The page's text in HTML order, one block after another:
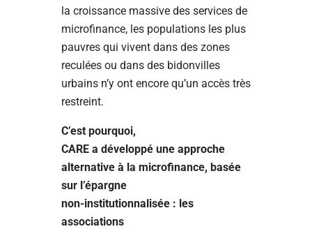
la croissance massive des services de
microfinance, les populations les plus
pauvres qui vivent dans des zones
reculées ou dans des bidonvilles
urbains n’y ont encore qu’un accès très
restreint.
C’est pourquoi,
CARE a développé une approche
alternative à la microfinance, basée
sur l’épargne
non-institutionnalisée : les
associations